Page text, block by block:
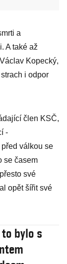
a
A také až
Kopecký,
i odpor
člen KSČ,
-
válkou se
se časem
své
opět šířit své
bylo s